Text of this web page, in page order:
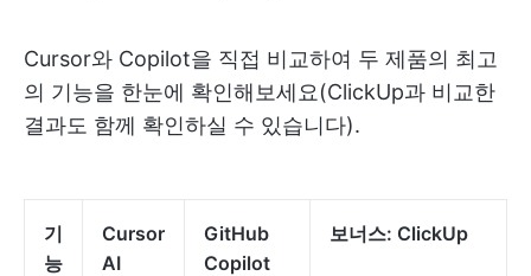
Cursor와 Copilot을 직접 비교하여 두 제품의 최고
의 기능을 한눈에 확인해보세요(ClickUp과 비교한
결과도 함께 확인하실 수 있습니다).
기
능
Cursor
AI
GitHub
Copilot
보너스: ClickUp